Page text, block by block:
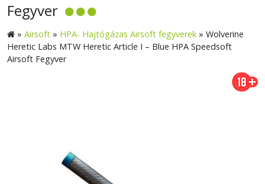
Fegyver
» Airsoft » HPA- Hajtógázas Airsoft fegyverek » Wolverine
Heretic Labs MTW Heretic Article I – Blue HPA Speedsoft
Airsoft Fegyver